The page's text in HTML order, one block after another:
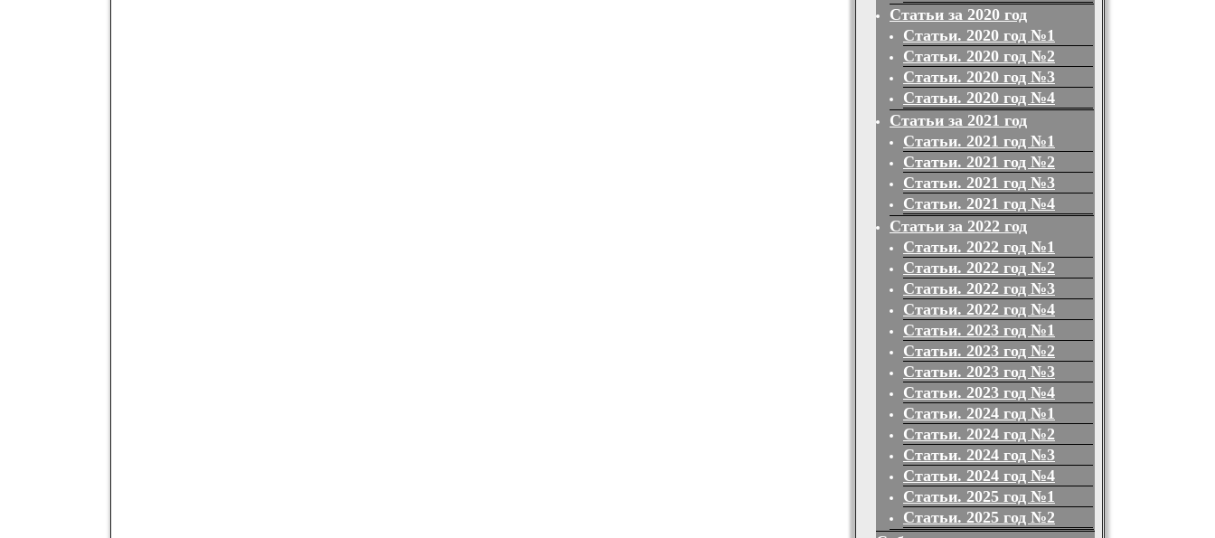
Статьи за 2020 год
Статьи. 2020 год №1
Статьи. 2020 год №2
Статьи. 2020 год №3
Статьи. 2020 год №4
Статьи за 2021 год
Статьи. 2021 год №1
Статьи. 2021 год №2
Статьи. 2021 год №3
Статьи. 2021 год №4
Статьи за 2022 год
Статьи. 2022 год №1
Статьи. 2022 год №2
Статьи. 2022 год №3
Статьи. 2022 год №4
Статьи. 2023 год №1
Статьи. 2023 год №2
Статьи. 2023 год №3
Статьи. 2023 год №4
Статьи. 2024 год №1
Статьи. 2024 год №2
Статьи. 2024 год №3
Статьи. 2024 год №4
Статьи. 2025 год №1
Статьи. 2025 год №2